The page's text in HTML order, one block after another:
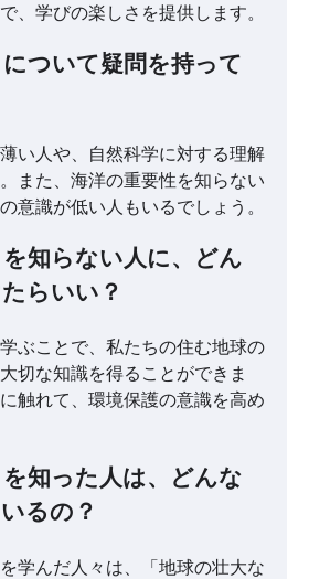
、学びの楽しさを提供します。
ついて疑問を持って
い人や、自然科学に対する理解
また、海洋の重要性を知らない
意識が低い人もいるでしょう。
知らない人に、どん
らいい？
ぶことで、私たちの住む地球の
切な知識を得ることができま
触れて、環境保護の意識を高め
知った人は、どんな
るの？
学んだ人々は、「地球の壮大な